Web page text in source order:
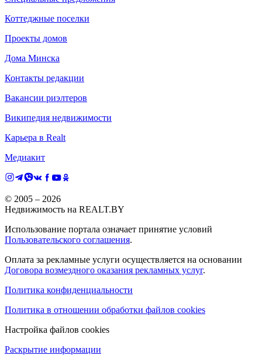
Коттеджные поселки
Проекты домов
Дома Минска
Контакты редакции
Вакансии риэлтеров
Википедия недвижимости
Карьера в Realt
Медиакит
© 2005 – 2026
Недвижимость на REALT.BY
Использование портала означает принятие условий
Пользовательского соглашения.
Оплата за рекламные услуги осуществляется на основании
Договора возмездного оказания рекламных услуг.
Политика конфиденциальности
Политика в отношении обработки файлов cookies
Настройка файлов cookies
Раскрытие информации